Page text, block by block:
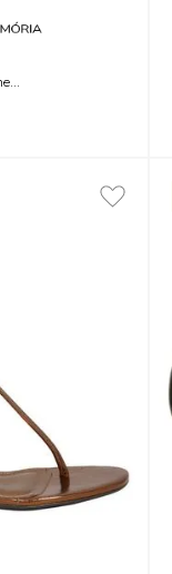
Safari Salto Fino